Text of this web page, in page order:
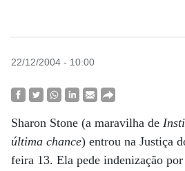
22/12/2004 - 10:00
Sharon Stone (a maravilha de
última chance) entrou na Justiça
feira 13. Ela pede indenização